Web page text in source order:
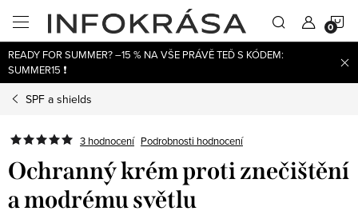
obsah
READY FOR SUMMER? –15 % NA VŠE PRÁVĚ TEĎ S KÓDEM:
SUMMER15 ❗
SPF a shields
3 hodnocení Podrobnosti hodnocení
Ochranný krém proti znečištění
a modrému světlu